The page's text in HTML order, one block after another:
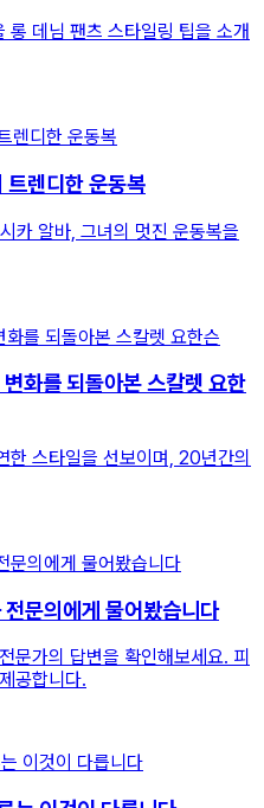
롱 데님 팬츠 스타일링 팁을 소개
트렌디한 운동복
카 알바, 그녀의 멋진 운동복을
화를 되돌아본 스칼렛 요한
한 스타일을 선보이며, 20년간의
문의에게 물어봤습니다
문가의 답변을 확인해보세요. 피
공합니다.